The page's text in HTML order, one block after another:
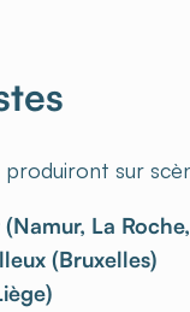
produiront sur
La
(Bruxelles)